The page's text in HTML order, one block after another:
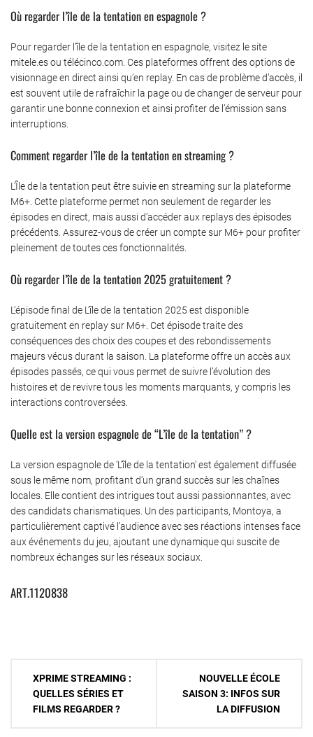
Où regarder l’île de la tentation en espagnole ?
Pour regarder l’île de la tentation en espagnole, visitez le site
mitele.es ou télécinco.com. Ces plateformes offrent des options de
visionnage en direct ainsi qu’en replay. En cas de problème d’accès, il
est souvent utile de rafraîchir la page ou de changer de serveur pour
garantir une bonne connexion et ainsi profiter de l’émission sans
interruptions.
Comment regarder l’île de la tentation en streaming ?
L’Île de la tentation peut être suivie en streaming sur la plateforme
M6+. Cette plateforme permet non seulement de regarder les
épisodes en direct, mais aussi d’accéder aux replays des épisodes
précédents. Assurez-vous de créer un compte sur M6+ pour profiter
pleinement de toutes ces fonctionnalités.
Où regarder l’île de la tentation 2025 gratuitement ?
L’épisode final de L’île de la tentation 2025 est disponible
gratuitement en replay sur M6+. Cet épisode traite des
conséquences des choix des coupes et des rebondissements
majeurs vécus durant la saison. La plateforme offre un accès aux
épisodes passés, ce qui vous permet de suivre l’évolution des
histoires et de revivre tous les moments marquants, y compris les
interactions controversées.
Quelle est la version espagnole de “L’île de la tentation” ?
La version espagnole de ‘L’île de la tentation’ est également diffusée
sous le même nom, profitant d’un grand succès sur les chaînes
locales. Elle contient des intrigues tout aussi passionnantes, avec
des candidats charismatiques. Un des participants, Montoya, a
particulièrement captivé l’audience avec ses réactions intenses face
aux événements du jeu, ajoutant une dynamique qui suscite de
nombreux échanges sur les réseaux sociaux.
ART.1120838
Navigation
l’article
XPRIME STREAMING :
QUELLES SÉRIES ET
FILMS REGARDER ?
NOUVELLE ÉCOLE
SAISON 3: INFOS SUR
LA DIFFUSION